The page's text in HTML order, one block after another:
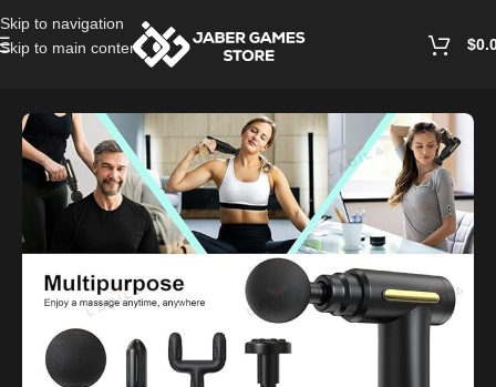
Skip to navigation
Skip to main content
$